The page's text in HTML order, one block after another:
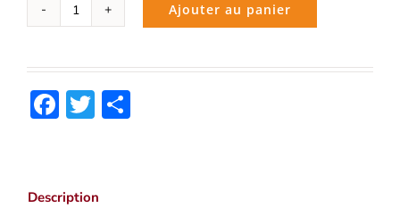
quantité
|
Ebook
Ajouter au panier
Facebook
Twitter
Description